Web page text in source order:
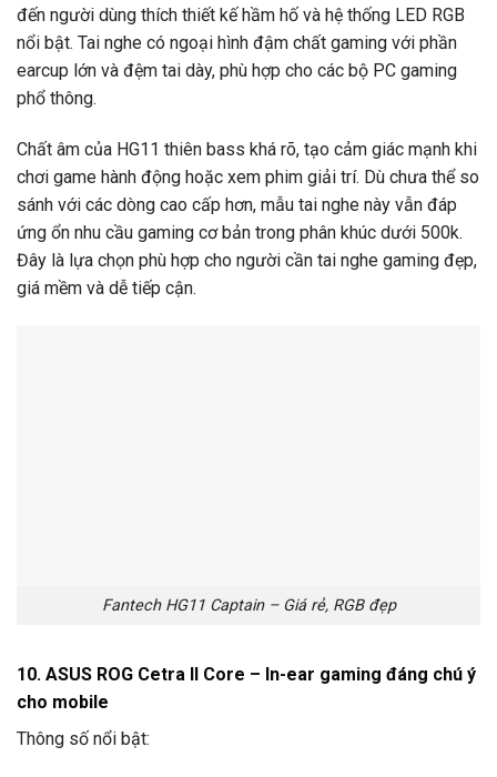
đến người dùng thích thiết kế hầm hố và hệ thống LED RGB
nổi bật. Tai nghe có ngoại hình đậm chất gaming với phần
earcup lớn và đệm tai dày, phù hợp cho các bộ PC gaming
phổ thông.
Chất âm của HG11 thiên bass khá rõ, tạo cảm giác mạnh khi
chơi game hành động hoặc xem phim giải trí. Dù chưa thể so
sánh với các dòng cao cấp hơn, mẫu tai nghe này vẫn đáp
ứng ổn nhu cầu gaming cơ bản trong phân khúc dưới 500k.
Đây là lựa chọn phù hợp cho người cần tai nghe gaming đẹp,
giá mềm và dễ tiếp cận.
Fantech HG11 Captain – Giá rẻ, RGB đẹp
10. ASUS ROG Cetra II Core – In-ear gaming đáng chú ý
cho mobile
Thông số nổi bật: